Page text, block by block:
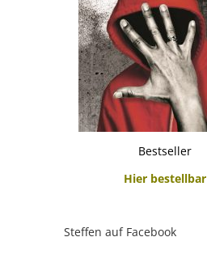
Bestseller
Hier bestellbar
Steffen auf Facebook